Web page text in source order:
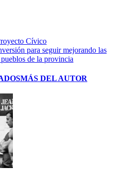
Cívico
para seguir mejorando las
de la provincia
MÁS DEL AUTOR